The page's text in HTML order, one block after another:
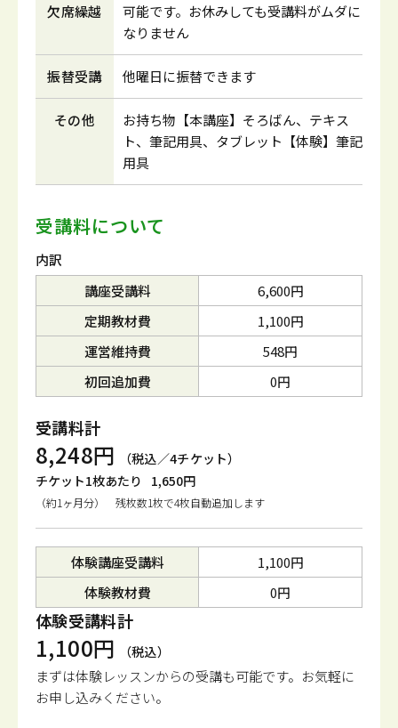
欠席繰越
可能です。お休みしても受講料がムダに
なりません
振替受講 他曜日に振替できます
その他
お持ち物【本講座】そろばん、テキス
ト、筆記用具、タブレット【体験】筆記
用具
受講料について
内訳
講座受講料
6,600円
定期教材費
1,100円
運営維持費
548円
初回追加費
0円
受講料計
8,248円
（税込／4チケット）
チケット1枚あたり
1,650円
（約1ヶ月分） 残枚数1枚で4枚自動追加します
体験講座受講料
1,100円
体験教材費
0円
体験受講料計
1,100円 （税込）
まずは体験レッスンからの受講も可能です。 お気軽に
お申し込みください。